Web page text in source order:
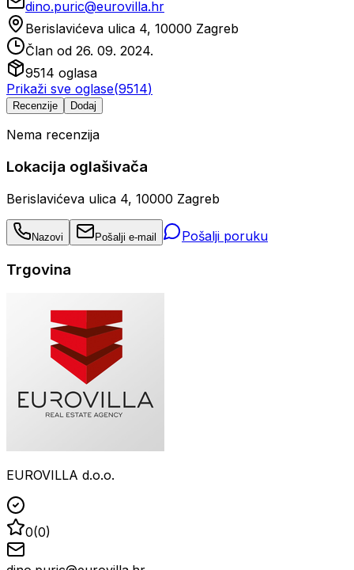
dino.puric@eurovilla.hr
Berislavićeva ulica 4, 10000 Zagreb
Član od 26. 09. 2024.
9514 oglasa
Prikaži sve oglase(9514)
Recenzije Dodaj
Nema recenzija
Lokacija oglašivača
Berislavićeva ulica 4, 10000 Zagreb
Nazovi Pošalji e-mail Pošalji poruku
Trgovina
EUROVILLA d.o.o.
0(0)